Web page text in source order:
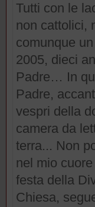
Tutti con le
non cattolici,
comunque
2005, dieci
Padre… In
Padre,
vespri della
camera da
terra... Non
nel mio
festa della
Chiesa,